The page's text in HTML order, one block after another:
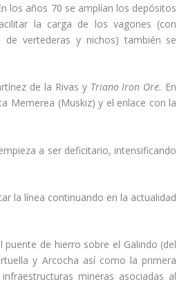
los años 70 se amplí­an los depósitos
la carga de los vagones (con
vertederas y nichos) también se
de la Rivas y TrianoIron Ore. En
Memerea (Muskiz) y el enlace con la
a ser deficitario, intensificando
la lí­nea continuando en la actualidad
de hierro sobre el Galindo (del
y Arcocha así­ como la primera
mineras asociadas al